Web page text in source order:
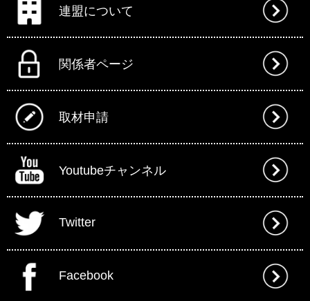
連盟について
関係者ページ
取材申請
Youtubeチャンネル
Twitter
Facebook